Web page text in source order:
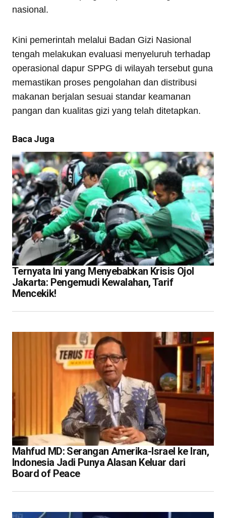
nasional.
Kini pemerintah melalui Badan Gizi Nasional
tengah melakukan evaluasi menyeluruh terhadap
operasional dapur SPPG di wilayah tersebut guna
memastikan proses pengolahan dan distribusi
makanan berjalan sesuai standar keamanan
pangan dan kualitas gizi yang telah ditetapkan.
Baca Juga
Ternyata Ini yang Menyebabkan Krisis Ojol
Jakarta: Pengemudi Kewalahan, Tarif
Mencekik!
Mahfud MD: Serangan Amerika-Israel ke Iran,
Indonesia Jadi Punya Alasan Keluar dari
Board of Peace